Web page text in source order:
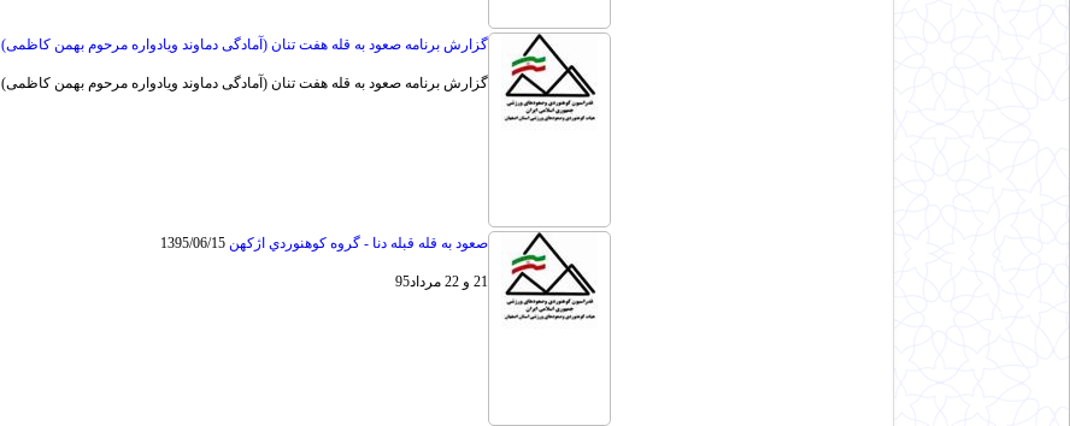
گزارش برنامه صعود به قله هفت تنان (آمادگی دماوند ویادواره مرحوم بهمن کاظمی)
گزارش برنامه صعود به قله هفت تنان (آمادگی دماوند ویادواره مرحوم بهمن کاظمی)
صعود به قله قبله دنا - گروه كوهنوردي اژكهن 1395/06/15
21 و 22 مرداد95